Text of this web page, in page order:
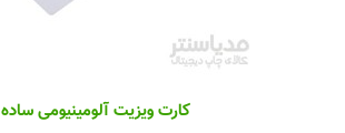
کارت ویزیت آلومینیومی ساده